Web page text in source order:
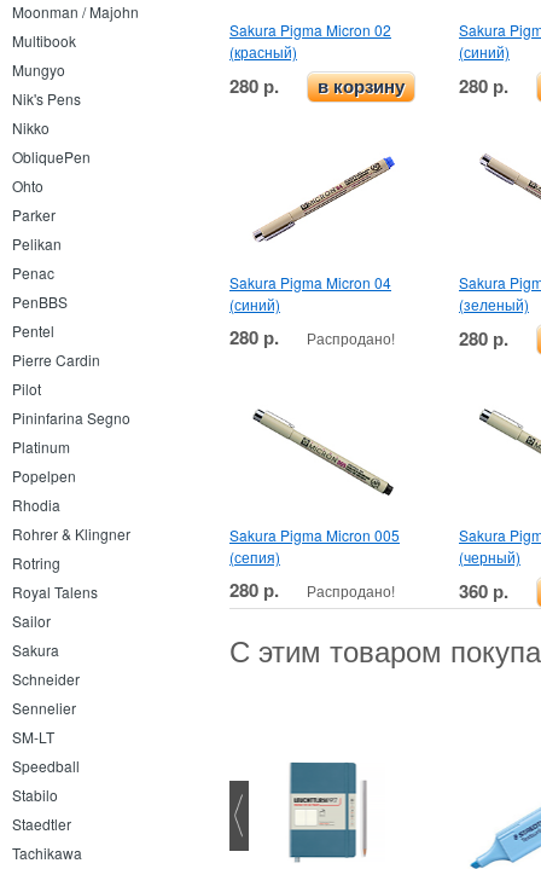
Moonman / Majohn
Multibook
Mungyo
Nik's Pens
Nikko
ObliquePen
Ohto
Parker
Pelikan
Penac
PenBBS
Pentel
Pierre Cardin
Pilot
Pininfarina Segno
Platinum
Popelpen
Rhodia
Rohrer & Klingner
Rotring
Royal Talens
Sailor
Sakura
Schneider
Sennelier
SM-LT
Speedball
Stabilo
Staedtler
Tachikawa
Sakura Pigma Micron 02
(красный)
280 р. в корзину
Sakura
(синий)
280 р.
Sakura Pigma Micron 04
(синий)
280 р. Распродано!
Sakura
(зеленый)
280 р.
Sakura Pigma Micron 005
(сепия)
280 р. Распродано!
Sakura
(черный)
360 р.
С этим товаром